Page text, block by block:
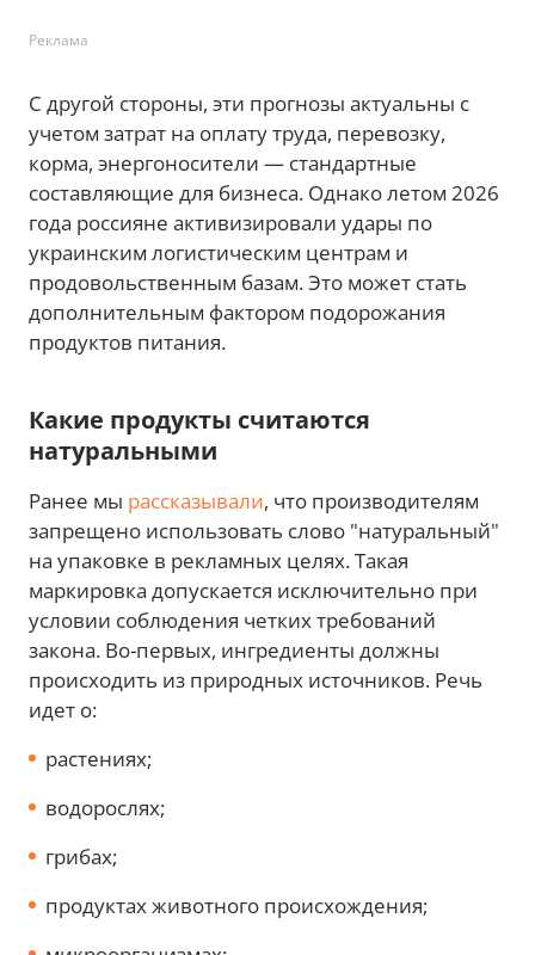
Реклама
С другой стороны, эти прогнозы актуальны с
учетом затрат на оплату труда, перевозку,
корма, энергоносители — стандартные
составляющие для бизнеса. Однако летом 2026
года россияне активизировали удары по
украинским логистическим центрам и
продовольственным базам. Это может стать
дополнительным фактором подорожания
продуктов питания.
Какие продукты считаются
натуральными
Ранее мы рассказывали, что производителям
запрещено использовать слово "натуральный"
на упаковке в рекламных целях. Такая
маркировка допускается исключительно при
условии соблюдения четких требований
закона. Во-первых, ингредиенты должны
происходить из природных источников. Речь
идет о:
растениях;
водорослях;
грибах;
продуктах животного происхождения;